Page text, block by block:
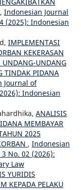
, Indonesian Journal
(2025): Indonesian
IMPLEMENTASI
KEKERASAN
UNDANG-UNDANG
TINDAK PIDANA
Journal of
Indonesian
ANALISIS
MEMBAYAR
2025
, Indonesian
No. 02 (2026):
Law
YURIDIS
KEPADA PELAKU